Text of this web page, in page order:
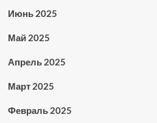
Июнь 2025
Май 2025
Апрель 2025
Март 2025
Февраль 2025